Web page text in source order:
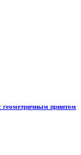
геометричным принтом